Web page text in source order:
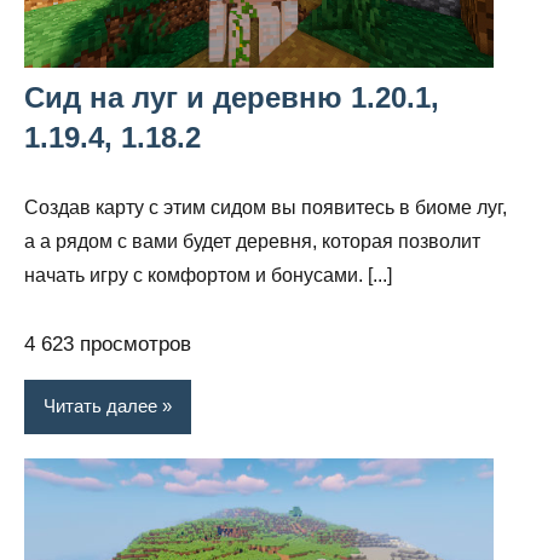
Сид на луг и деревню 1.20.1,
1.19.4, 1.18.2
Создав карту с этим сидом вы появитесь в биоме луг,
а а рядом с вами будет деревня, которая позволит
начать игру с комфортом и бонусами. [...]
4 623 просмотров
Читать далее